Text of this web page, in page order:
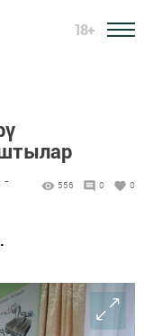
18+
-
556 0 0